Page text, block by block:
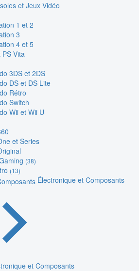
et Jeux Vidéo
1 et 2
3
4 et 5
PS Vita
3DS et 2DS
DS et DS Lite
Rétro
Switch
Wii et Wii U
et Series
(38)
(13)
Électronique et Composants
et Composants